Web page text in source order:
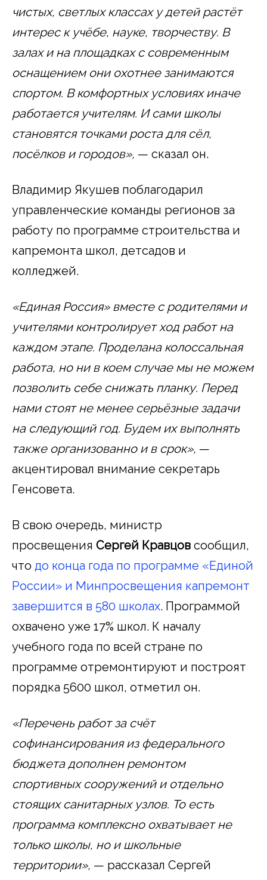
чистых, светлых классах у детей растёт
интерес к учёбе, науке, творчеству. В
залах и на площадках с современным
оснащением они охотнее занимаются
спортом. В комфортных условиях иначе
работается учителям. И сами школы
становятся точками роста для сёл,
посёлков и городов», — сказал он.
Владимир Якушев поблагодарил
управленческие команды регионов за
работу по программе строительства и
капремонта школ, детсадов и
колледжей.
«Единая Россия» вместе с родителями и
учителями контролирует ход работ на
каждом этапе. Проделана колоссальная
работа, но ни в коем случае мы не можем
позволить себе снижать планку. Перед
нами стоят не менее серьёзные задачи
на следующий год. Будем их выполнять
также организованно и в срок», —
акцентировал внимание секретарь
Генсовета.
В свою очередь, министр
просвещения Сергей Кравцов сообщил,
что до конца года по программе «Единой
России» и Минпросвещения капремонт
завершится в 580 школах. Программой
охвачено уже 17% школ. К началу
учебного года по всей стране по
программе отремонтируют и построят
порядка 5600 школ, отметил он.
«Перечень работ за счёт
софинансирования из федерального
бюджета дополнен ремонтом
спортивных сооружений и отдельно
стоящих санитарных узлов. То есть
программа комплексно охватывает не
только школы, но и школьные
территории», — рассказал Сергей